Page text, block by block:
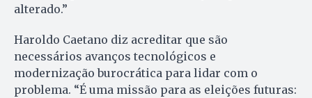
alterado.”
Haroldo Caetano diz acreditar que são
necessários avanços tecnológicos e
modernização burocrática para lidar com o
problema. “É uma missão para as eleições futuras: